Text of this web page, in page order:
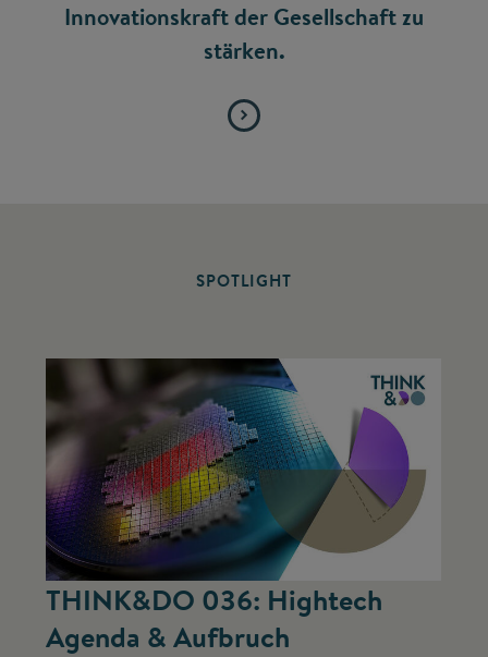
Innovationskraft der Gesellschaft zu
stärken.
SPOTLIGHT
THINK&DO 036: Hightech
Agenda & Aufbruch